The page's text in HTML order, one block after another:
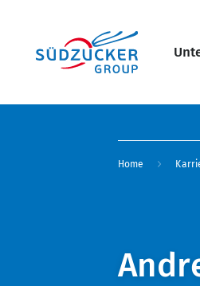
Home